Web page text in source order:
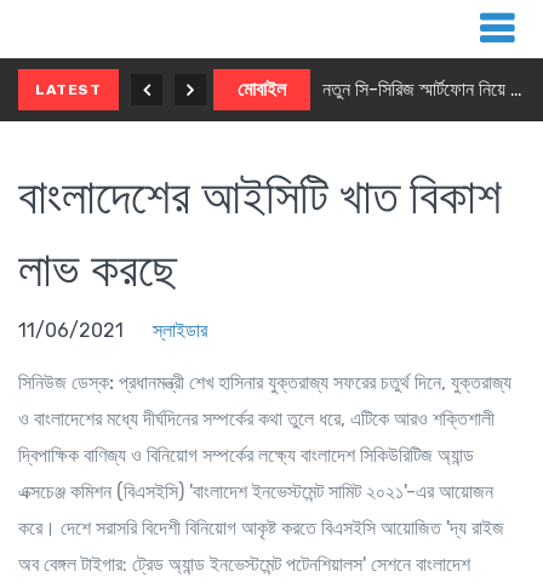
LATEST মোবাইল নতুন সি-সিরিজ স্মার্টফোন নিয়ে আসছে রিয়েলমি
বাংলাদেশের আইসিটি খাত বিকাশ
লাভ করছে
11/06/2021 স্লাইডার
সিনিউজ ডেস্ক: প্রধানমন্ত্রী শেখ হাসিনার যুক্তরাজ্য সফরের চতুর্থ দিনে, যুক্তরাজ্য
ও বাংলাদেশের মধ্যে দীর্ঘদিনের সম্পর্কের কথা তুলে ধরে, এটিকে আরও শক্তিশালী
দ্বিপাক্ষিক বাণিজ্য ও বিনিয়োগ সম্পর্কের লক্ষ্যে বাংলাদেশ সিকিউরিটিজ অ্যান্ড
এক্সচেঞ্জ কমিশন (বিএসইসি) 'বাংলাদেশ ইনভেস্টমেন্ট সামিট ২০২১'-এর আয়োজন
করে। দেশে সরাসরি বিদেশী বিনিয়োগ আকৃষ্ট করতে বিএসইসি আয়োজিত 'দ্য রাইজ
অব বেঙ্গল টাইগার: ট্রেড অ্যান্ড ইনভেস্টমেন্ট পটেনশিয়ালস' সেশনে বাংলাদেশ